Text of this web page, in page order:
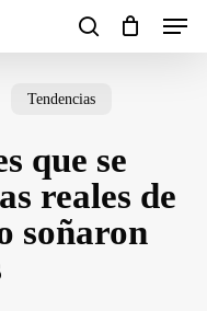
search
Menu
Close
Tendencias
que se
reales de
soñaron